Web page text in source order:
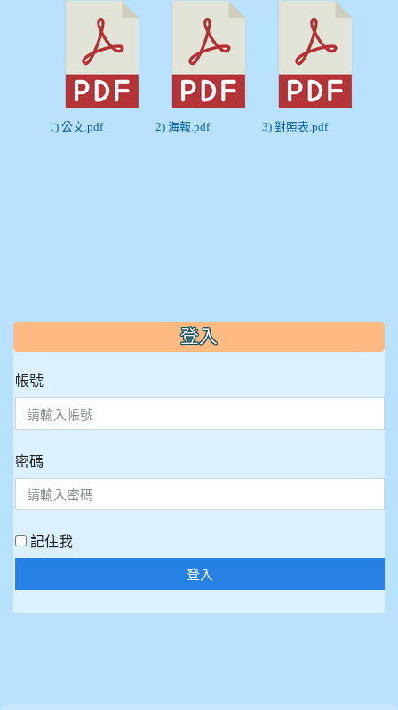
1) 公文.pdf 2) 海報.pdf 3) 對照表.pdf
::: 登入
帳號
密碼
記住我
登入